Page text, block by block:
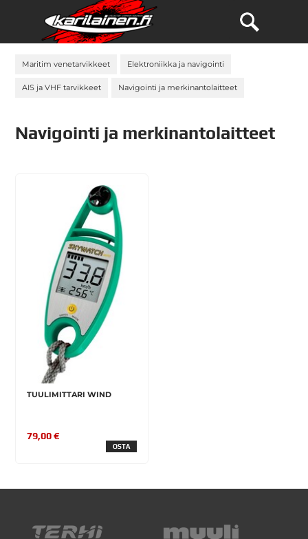
Maritim venetarvikkeet Elektroniikka ja navigointi
AIS ja VHF tarvikkeet Navigointi ja merkinantolaitteet
Navigointi ja merkinantolaitteet
TUULIMITTARI WIND
79,00 €
OSTA